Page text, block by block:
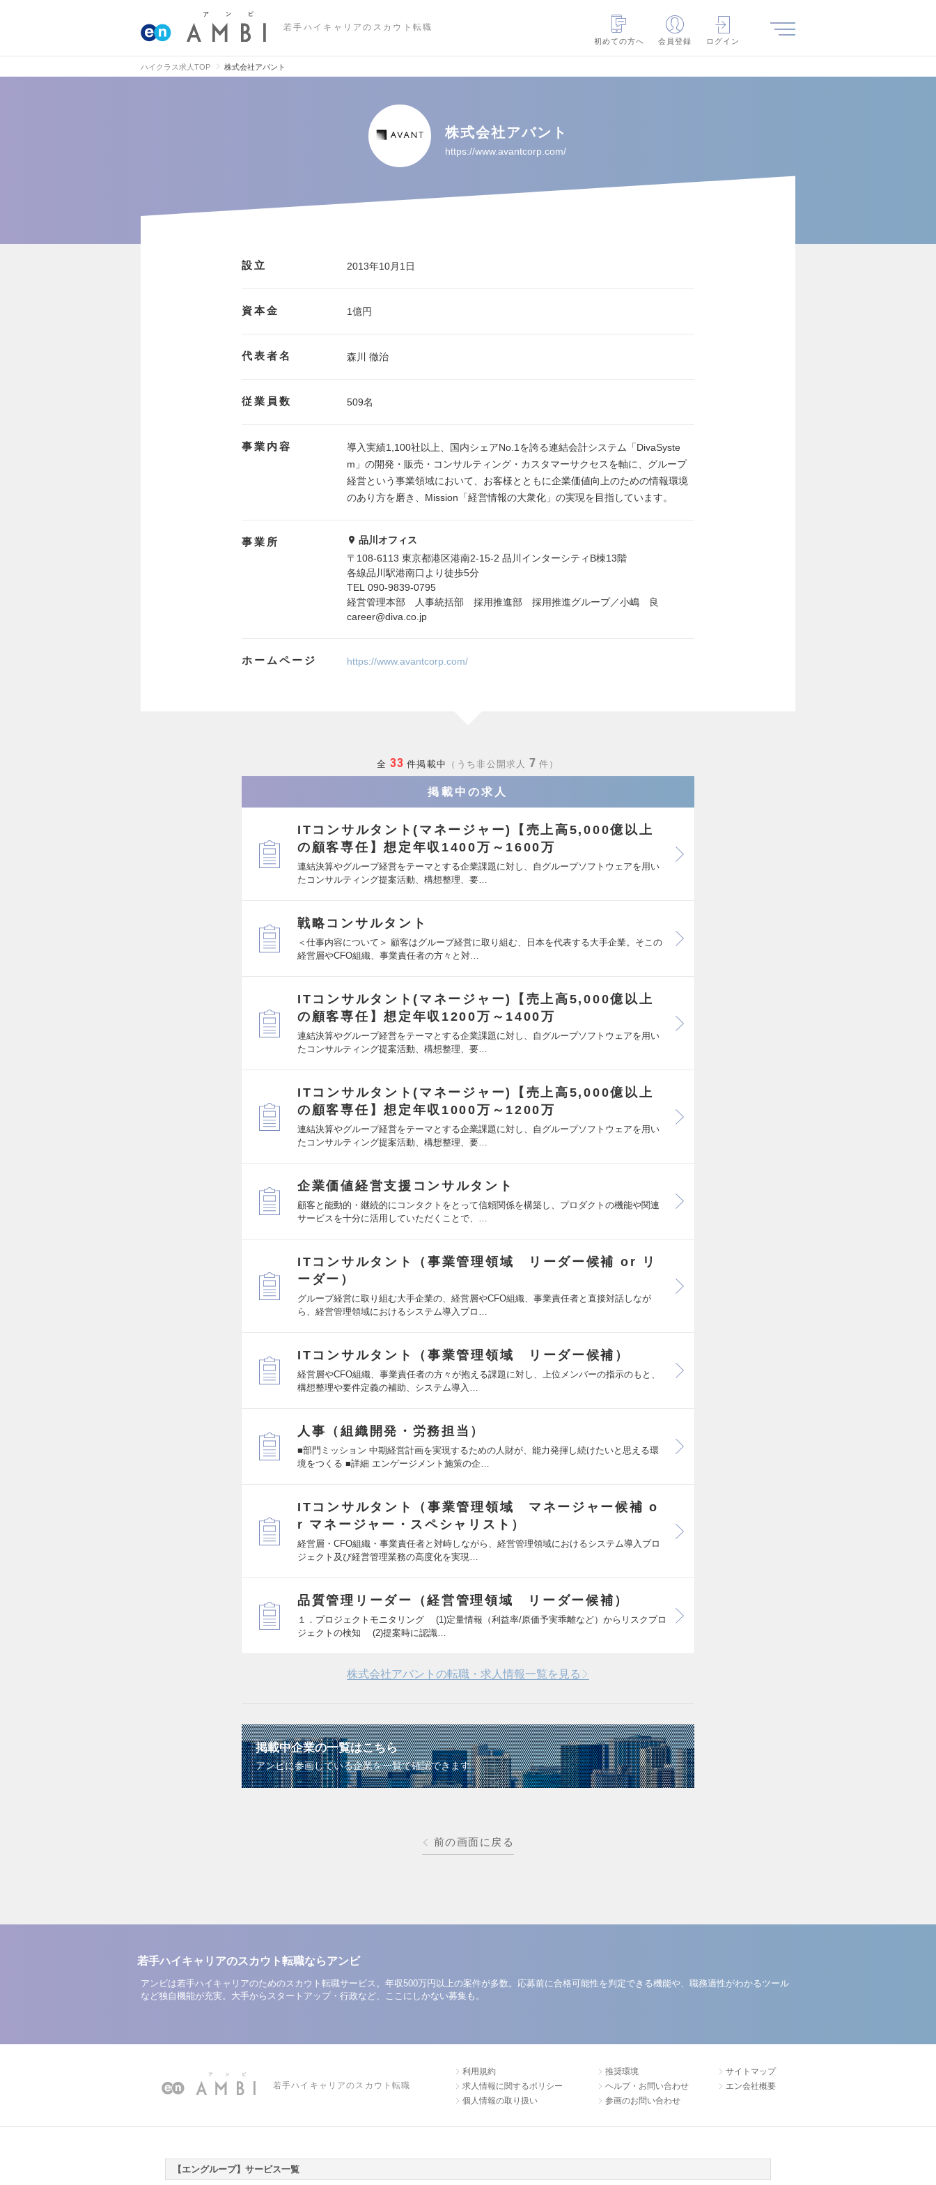
若手ハイキャリアのスカウト転職
初めての方へ
会員登録 ログイン
ハイクラス求人TOP 株式会社アバント
株式会社アバント
https://www.avantcorp.com/
設立 2013年10月1日
資本金 1億円
代表者名 森川 徹治
従業員数 509名
事業内容
導入実績1,100社以上、国内シェアNo.1を誇る連結会計システム「DivaSyste
m」の開発・販売・コンサルティング・カスタマーサクセスを軸に、グループ
経営という事業領域において、お客様とともに企業価値向上のための情報環境
のあり方を磨き、Mission「経営情報の大衆化」の実現を目指しています。
事業所
品川オフィス
〒108-6113 東京都港区港南2-15-2 品川インターシティB棟13階
各線品川駅港南口より徒歩5分
TEL 090-9839-0795
経営管理本部 人事統括部 採用推進部 採用推進グループ／小嶋 良
career@diva.co.jp
ホームページ https://www.avantcorp.com/
全 33 件掲載中 うち非公開求人 7 件
掲載中の求人
ITコンサルタント(マネージャー)【売上高5,000億以上
の顧客専任】想定年収1400万～1600万
連結決算やグループ経営をテーマとする企業課題に対し、自グループソフトウェアを用い
たコンサルティング提案活動、構想整理、要…
戦略コンサルタント
＜仕事内容について＞ 顧客はグループ経営に取り組む、日本を代表する大手企業。そこの
経営層やCFO組織、事業責任者の方々と対…
ITコンサルタント(マネージャー)【売上高5,000億以上
の顧客専任】想定年収1200万～1400万
連結決算やグループ経営をテーマとする企業課題に対し、自グループソフトウェアを用い
たコンサルティング提案活動、構想整理、要…
ITコンサルタント(マネージャー)【売上高5,000億以上
の顧客専任】想定年収1000万～1200万
連結決算やグループ経営をテーマとする企業課題に対し、自グループソフトウェアを用い
たコンサルティング提案活動、構想整理、要…
企業価値経営支援コンサルタント
顧客と能動的・継続的にコンタクトをとって信頼関係を構築し、プロダクトの機能や関連
サービスを十分に活用していただくことで、…
ITコンサルタント（事業管理領域 リーダー候補 or リ
ーダー）
グループ経営に取り組む大手企業の、経営層やCFO組織、事業責任者と直接対話しなが
ら、経営管理領域におけるシステム導入プロ…
ITコンサルタント（事業管理領域 リーダー候補）
経営層やCFO組織、事業責任者の方々が抱える課題に対し、上位メンバーの指示のもと、
構想整理や要件定義の補助、システム導入…
人事（組織開発・労務担当）
■部門ミッション 中期経営計画を実現するための人財が、能力発揮し続けたいと思える環
境をつくる ■詳細 エンゲージメント施策の企…
ITコンサルタント（事業管理領域 マネージャー候補 o
r マネージャー・スペシャリスト）
経営層・CFO組織・事業責任者と対峙しながら、経営管理領域におけるシステム導入プロ
ジェクト及び経営管理業務の高度化を実現…
品質管理リーダー（経営管理領域 リーダー候補）
１．プロジェクトモニタリング (1)定量情報（利益率/原価予実乖離など）からリスクプロ
ジェクトの検知 (2)提案時に認識…
株式会社アバントの転職・求人情報一覧を見る
掲載中企業の一覧はこちら
アンビに参画している企業を一覧で確認できます
前の画面に戻る
若手ハイキャリアのスカウト転職ならアンビ
アンビは若手ハイキャリアのためのスカウト転職サービス。年収500万円以上の案件が多数。応募前に合格可能性を判定できる機能や、職務適性がわかるツール
など独自機能が充実。大手からスタートアップ・行政など、ここにしかない募集も。
若手ハイキャリアのスカウト転職
利用規約
求人情報に関するポリシー
個人情報の取り扱い
推奨環境
ヘルプ・お問い合わせ
参画のお問い合わせ
サイトマップ
エン会社概要
【エングループ】サービス一覧